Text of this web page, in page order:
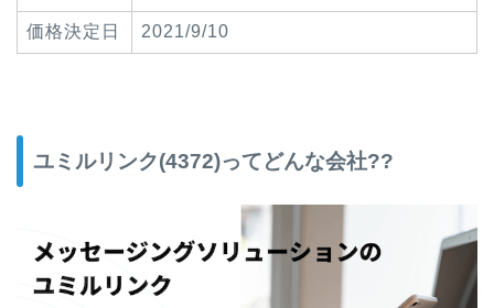
価格決定日 2021/9/10
ユミルリンク(4372)ってどんな会社??